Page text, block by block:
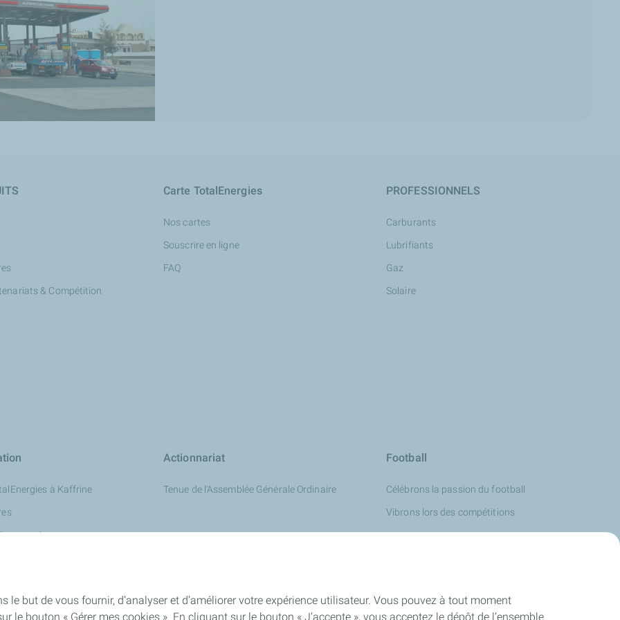
polluantes
même les plus intensifs
& Compétition
Carte TotalEnergies
Nos cartes
Souscrire en ligne
FAQ
PROFESSIONNELS
Carburants
Lubrifiants
Gaz
Solaire
à Kaffrine
Actionnariat
Tenue de l'Assemblée Générale Ordinaire
Football
Célébrons la passion du football
Vibrons lors des compétitions
but de vous fournir, d’analyser et d’améliorer votre expérience utilisateur. Vous pouvez à tout moment
le bouton « Gérer mes cookies ». En cliquant sur le bouton « J’accepte », vous acceptez le dépôt de l’ensemble